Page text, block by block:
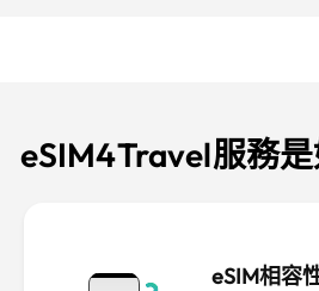
eSIM4Travel服務
eSIM相容